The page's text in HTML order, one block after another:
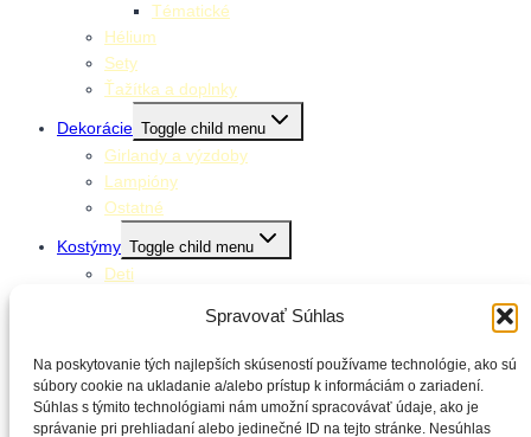
Spravovať Súhlas
Na poskytovanie tých najlepších skúseností používame technológie, ako sú
súbory cookie na ukladanie a/alebo prístup k informáciám o zariadení.
Súhlas s týmito technológiami nám umožní spracovávať údaje, ako je
správanie pri prehliadaní alebo jedinečné ID na tejto stránke. Nesúhlas
Tématické
Hélium
Sety
Ťažítka a doplnky
Dekorácie Toggle child menu
Girlandy a výzdoby
Lampióny
Ostatné
Kostýmy Toggle child menu
Deti
Doplnky ku kostýmom
Stolovanie Toggle child menu
Klobúčiky
Obrúsky